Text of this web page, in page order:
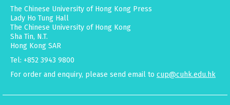
The Chinese University of Hong Kong Press
Lady Ho Tung Hall
The Chinese University of Hong Kong
Sha Tin, N.T.
Hong Kong SAR
Tel: +852 3943 9800
For order and enquiry, please send email to cup@cuhk.edu.hk